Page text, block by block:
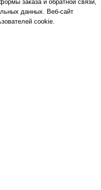
заказа и обратной связи,
данных. Веб-сайт
cookie.